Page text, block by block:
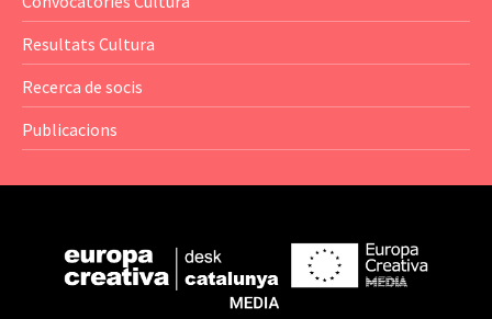
— Catàlegs
— Estadístiques
Resultats Cultura
Recerca de socis
Publicacions